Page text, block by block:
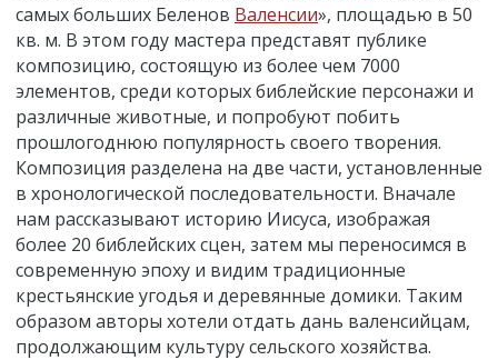
самых больших Беленов Валенсии», площадью в 50
кв. м. В этом году мастера представят публике
композицию, состоящую из более чем 7000
элементов, среди которых библейские персонажи и
различные животные, и попробуют побить
прошлогоднюю популярность своего творения.
Композиция разделена на две части, установленные
в хронологической последовательности. Вначале
нам рассказывают историю Иисуса, изображая
более 20 библейских сцен, затем мы переносимся в
современную эпоху и видим традиционные
крестьянские угодья и деревянные домики. Таким
образом авторы хотели отдать дань валенсийцам,
продолжающим культуру сельского хозяйства.